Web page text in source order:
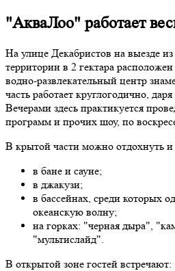
"АкваЛоо" работает
На улице Декабристов на выезде
территории в 2 гектара
водно-развлекательный центр
часть работает круглогодично,
Вечерами здесь практикуется
программ и прочих шоу, по
В крытой части можно отдохнуть и
в бане и сауне;
в джакузи;
в бассейнах, среди которых
океанскую волну;
на горках: "черная дыра",
"мультислайд".
В открытой зоне гостей встречают: